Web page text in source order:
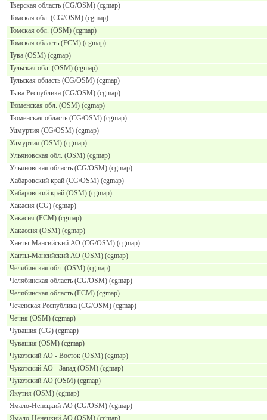
Тверская область (CG/OSM) (cgmap)
Томская обл. (CG/OSM) (cgmap)
Томская обл. (OSM) (cgmap)
Томская область (FCM) (cgmap)
Тува (OSM) (cgmap)
Тульская обл. (OSM) (cgmap)
Тульская область (CG/OSM) (cgmap)
Тыва Республика (CG/OSM) (cgmap)
Тюменская обл. (OSM) (cgmap)
Тюменская область (CG/OSM) (cgmap)
Удмуртия (CG/OSM) (cgmap)
Удмуртия (OSM) (cgmap)
Ульяновская обл. (OSM) (cgmap)
Ульяновская область (CG/OSM) (cgmap)
Хабаровский край (CG/OSM) (cgmap)
Хабаровский край (OSM) (cgmap)
Хакасия (CG) (cgmap)
Хакасия (FCM) (cgmap)
Хакассия (OSM) (cgmap)
Ханты-Мансийский АО (CG/OSM) (cgmap)
Ханты-Мансийский АО (OSM) (cgmap)
Челябинская обл. (OSM) (cgmap)
Челябинская область (CG/OSM) (cgmap)
Челябинская область (FCM) (cgmap)
Чеченская Республика (CG/OSM) (cgmap)
Чечня (OSM) (cgmap)
Чувашия (CG) (cgmap)
Чувашия (OSM) (cgmap)
Чукотский АО - Восток (OSM) (cgmap)
Чукотский АО - Запад (OSM) (cgmap)
Чукотский АО (OSM) (cgmap)
Якутия (OSM) (cgmap)
Ямало-Ненецкий АО (CG/OSM) (cgmap)
Ямало-Ненецкий АО (OSM) (cgmap)